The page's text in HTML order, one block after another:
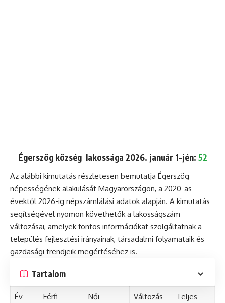
Égerszög község lakossága 2026. január 1-jén: 52
Az alábbi kimutatás részletesen bemutatja Égerszög
népességének alakulását Magyarországon, a 2020-as
évektől 2026-ig népszámlálási adatok alapján. A kimutatás
segítségével nyomon követhetők a lakosságszám
változásai, amelyek fontos információkat szolgáltatnak a
település fejlesztési irányainak, társadalmi folyamataik és
gazdasági trendjeik megértéséhez is.
Tartalom
Év
Férfi
Női
Változás
Teljes